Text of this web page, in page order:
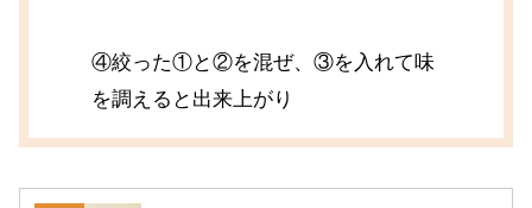
④絞った①と②を混ぜ、③を入れて味
を調えると出来上がり